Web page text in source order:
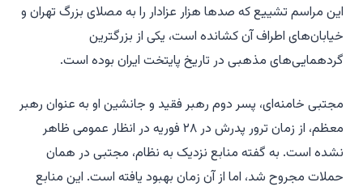
این مراسم تشییع که صدها هزار عزادار را به مصلای بزرگ تهران و
خیابان‌های اطراف آن کشانده است، یکی از بزرگترین
گردهمایی‌های مذهبی در تاریخ پایتخت ایران بوده است.
مجتبی خامنه‌ای، پسر دوم رهبر فقید و جانشین او به عنوان رهبر
معظم، از زمان ترور پدرش در ۲۸ فوریه در انظار عمومی ظاهر
نشده است. به گفته منابع نزدیک به نظام، مجتبی در همان
حملات مجروح شد، اما از آن زمان بهبود یافته است. این منابع